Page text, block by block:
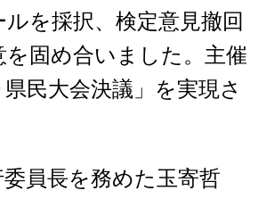
を採択、検定意見撤回
固め合いました。主催
民大会決議」を実現さ
員長を務めた玉寄哲